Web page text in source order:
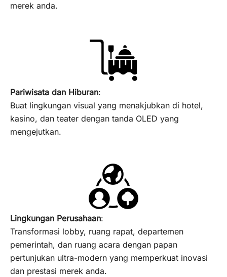
merek anda.
Pariwisata dan Hiburan:
Buat lingkungan visual yang menakjubkan di hotel,
kasino, dan teater dengan tanda OLED yang
mengejutkan.
Lingkungan Perusahaan:
Transformasi lobby, ruang rapat, departemen
pemerintah, dan ruang acara dengan papan
pertunjukan ultra-modern yang memperkuat inovasi
dan prestasi merek anda.